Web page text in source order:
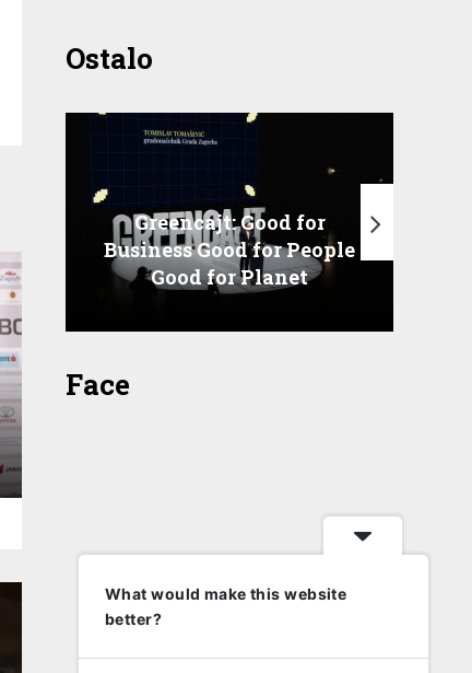
Ostalo
Greencajt: Good for
Business Good for People
Good for Planet
Face
What would make this website
better?